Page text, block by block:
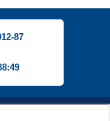
87